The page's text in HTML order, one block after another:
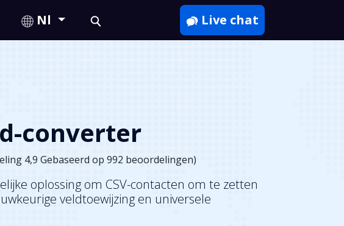
Nl Live chat
converter
4,9 Gebaseerd op 992 beoordelingen)
oplossing om CSV-contacten om te zetten
veldtoewijzing en universele